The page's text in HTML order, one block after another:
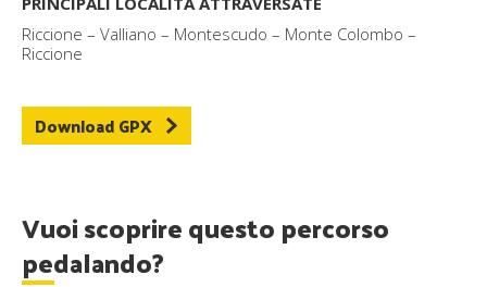
Riccione – Valliano – Montescudo – Monte Colombo –
Riccione
Download GPX
Vuoi scoprire questo percorso
pedalando?